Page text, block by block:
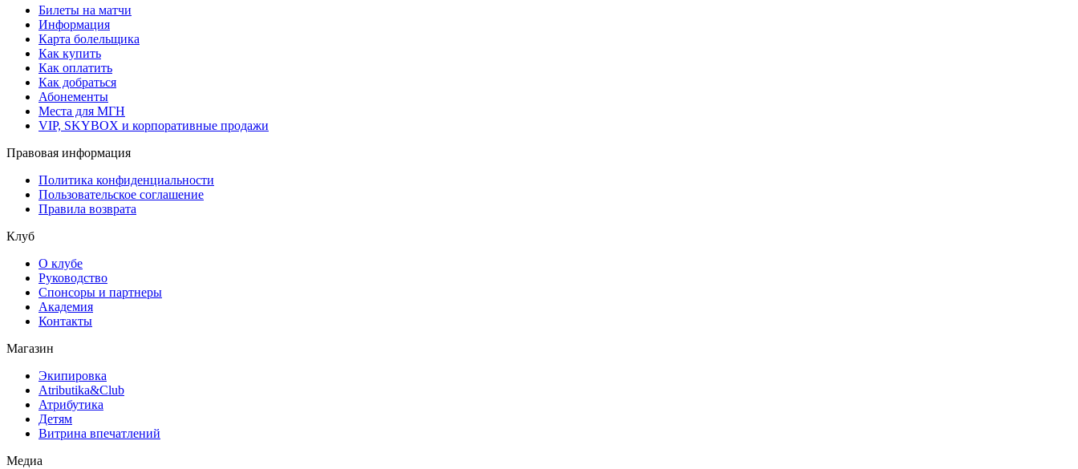
Билеты на матчи
Информация
Карта болельщика
Как купить
Как оплатить
Как добраться
Абонементы
Места для МГН
VIP, SKYBOX и корпоративные продажи
Правовая информация
Политика конфиденциальности
Пользовательское соглашение
Правила возврата
Клуб
О клубе
Руководство
Спонсоры и партнеры
Академия
Контакты
Магазин
Экипировка
Atributika&Club
Атрибутика
Детям
Витрина впечатлений
Медиа